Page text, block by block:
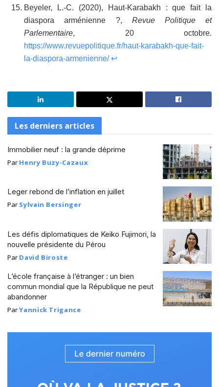
Beyeler, L.-C. (2020), Haut-Karabakh : que fait la
diaspora arménienne ?, Revue Politique et
Parlementaire, 20 octobre.
https://www.revuepolitique.fr/haut-karabakh-que-fait-
la-diaspora-armenienne/ ↩
Les derniers articles
Immobilier neuf : la grande déprime
Par Henry Buzy-Cazaux
Leger rebond de l’inflation en juillet
Par Sylvain Bersinger
Les défis diplomatiques de Keiko Fujimori, la
nouvelle présidente du Pérou
Par David Biroste
L’école française à l’étranger : un bien
commun mondial que la République ne peut
abandonner
ParYannick Trigance